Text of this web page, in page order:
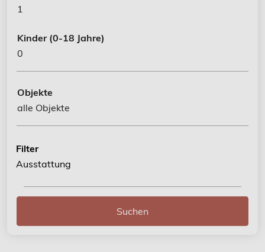
1
Kinder (0-18 Jahre)
0
Objekte
alle Objekte
Filter
Ausstattung
Suchen